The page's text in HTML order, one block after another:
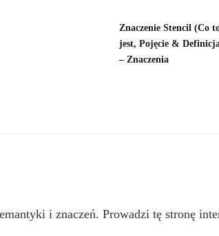
Znaczenie Stencil (Co
jest, Pojęcie &
– Znaczenia
i znaczeń. Prowadzi tę stronę